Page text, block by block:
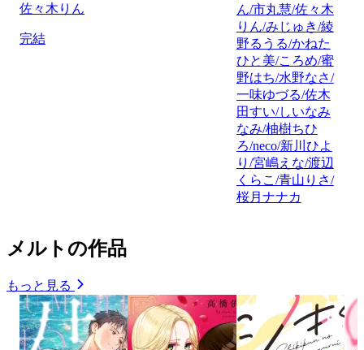
佐々木りん
完結
ん/市丸慧/佐々木
りん/みじゅき/綾
野るうる/かねた
ひと美/ころめ/蜜
野はち/水野なさ/
一味ゆづる/佐木
田すい/しいなみ
なみ/柚樹ちひ
ろ/neco/新川ひよ
り/宮嶋えな/渡辺
くらこ/青山りさ/
桜月ナナカ
メルトの作品
もっと見る